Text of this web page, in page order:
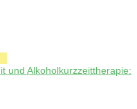
und Alkoholkurzzeittherapie: